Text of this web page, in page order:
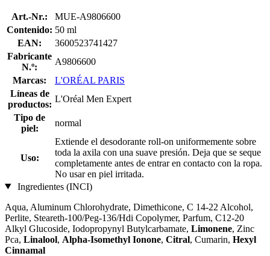
Art.-Nr.:
MUE-A9806600
Contenido: 50 ml
EAN:
3600523741427
Fabricante
N.º:
A9806600
Marcas:
L'ORÉAL PARIS
Líneas de
productos:
L'Oréal Men Expert
Tipo de
piel:
normal
Uso:
Extiende el desodorante roll-on uniformemente sobre
toda la axila con una suave presión. Deja que se seque
completamente antes de entrar en contacto con la ropa.
No usar en piel irritada.
Ingredientes (INCI)
Aqua, Aluminum Chlorohydrate, Dimethicone, C 14-22 Alcohol,
Perlite, Steareth-100/Peg-136/Hdi Copolymer, Parfum, C12-20
Alkyl Glucoside, Iodopropynyl Butylcarbamate, Limonene, Zinc
Pca, Linalool, Alpha-Isomethyl Ionone, Citral, Cumarin, Hexyl
Cinnamal